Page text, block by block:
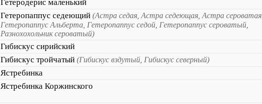
Гетеродерис маленький
Гетеропаппус седеющий (Астра седая, Астра седеющая, Астра сероватая,
Гетеропаппус Альберта, Гетеропаппус седой, Гетеропаппус сероватый,
Разнохохольник сероватый)
Гибискус сирийский
Гибискус тройчатый (Гибискус вздутый, Гибискус северный)
Ястребинка
Ястребинка Коржинского